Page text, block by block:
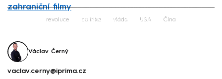
zahraniční filmy
Failed to fetch
revoluce politika vláda USA Čína
Václav Černý
vaclav.cerny@iprima.cz